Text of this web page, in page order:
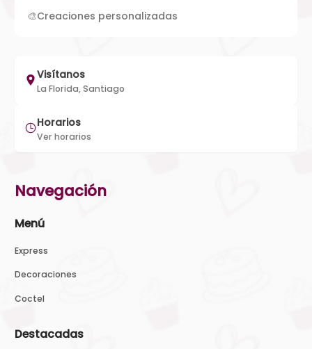
🎨Creaciones personalizadas
Visítanos
La Florida, Santiago
Horarios
Ver horarios
Navegación
Menú
Express
Decoraciones
Coctel
Destacadas